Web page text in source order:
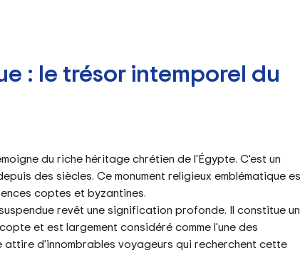
: le trésor intemporel du
du riche héritage chrétien de l'Égypte. C'est un
des siècles. Ce monument religieux emblématique
coptes et byzantines.
revêt une signification profonde. Il constitue un
et est largement considéré comme l'une des
d'innombrables voyageurs qui recherchent cette